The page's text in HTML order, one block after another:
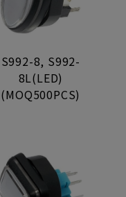
S992-8, S992-
8L(LED)
(MOQ500PCS)